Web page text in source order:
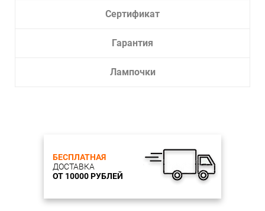
Сертификат
Гарантия
Лампочки
БЕСПЛАТНАЯ
ДОСТАВКА
ОТ 10000 РУБЛЕЙ